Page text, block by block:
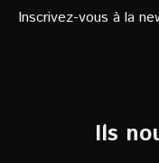
Inscrivez-vous à la
Ils